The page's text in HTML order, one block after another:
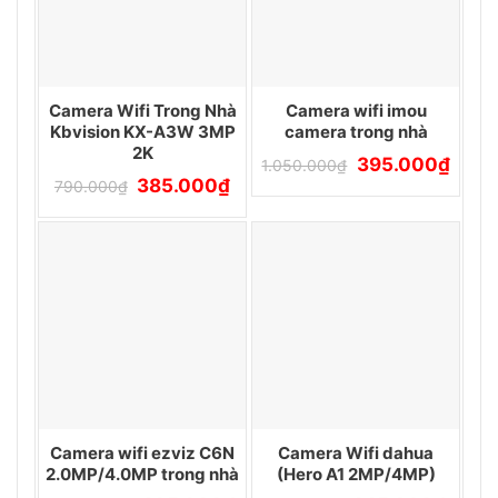
Camera Wifi Trong Nhà
Kbvision KX-A3W 3MP
2K
790.000₫ Giá
gốc
là:
385.000₫Giá
hiện
tại
Camera wifi imou
camera trong nhà
1.050.000₫ Giá
gốc
là:
395.000₫Giá
hiện
tại
Camera wifi ezviz C6N
2.0MP/4.0MP trong nhà
Camera Wifi dahua
(Hero A1 2MP/4MP)